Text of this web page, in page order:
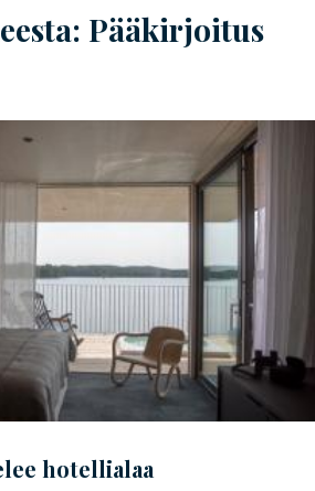
Pääkirjoitus
hotellialaa